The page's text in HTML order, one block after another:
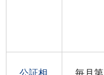
公証相
毎月第